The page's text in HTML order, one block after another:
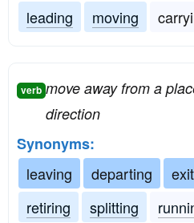
leading
moving
verb move away from a
direction
Synonyms:
leaving
departing
retiring
splitting